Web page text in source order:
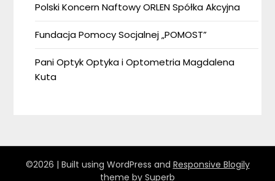
Polski Koncern Naftowy ORLEN Spółka Akcyjna
Fundacja Pomocy Socjalnej „POMOST”
Pani Optyk Optyka i Optometria Magdalena
Kuta
©2026 | Built using WordPress and Responsive Blogily
theme by Superb